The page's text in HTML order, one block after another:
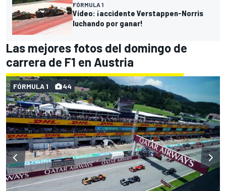
FÓRMULA 1
Vídeo: ¡accidente Verstappen-Norris
luchando por ganar!
Las mejores fotos del domingo de
carrera de F1 en Austria
FÓRMULA 1 44